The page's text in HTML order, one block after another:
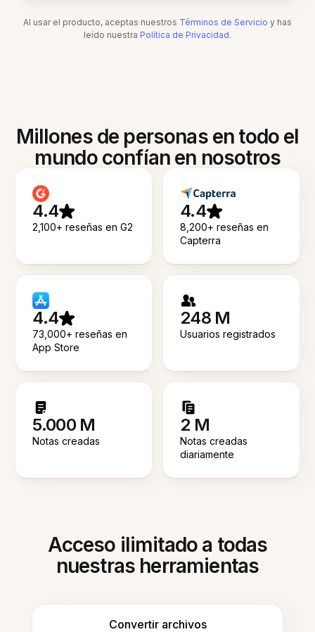
Al usar el producto, aceptas nuestros Términos de Servicio y has
leído nuestra Política de Privacidad.
Millones de personas en todo el
mundo confían en nosotros
4.4
2,100+ reseñas en G2
4.4
8,200+ reseñas en
Capterra
4.4
73,000+ reseñas en
App Store
248 M
Usuarios registrados
5.000 M
Notas creadas
2 M
Notas creadas
diariamente
Acceso ilimitado a todas
nuestras herramientas
Convertir archivos